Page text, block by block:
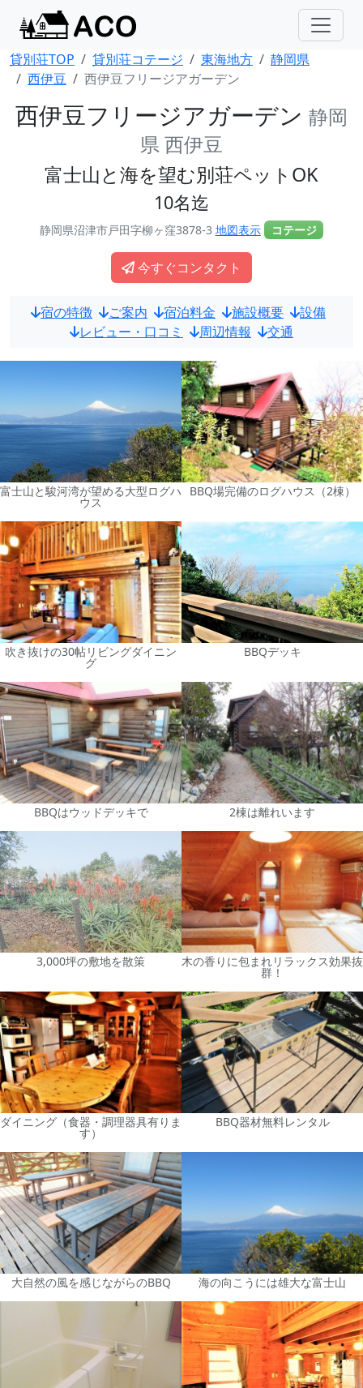
貸別荘TOP 貸別荘コテージ 東海地方
静岡県
西伊豆
西伊豆フリージアガーデン
西伊豆フリージアガーデン 静岡
県 西伊豆
富士山と海を望む別荘ペットOK
10名迄
静岡県沼津市戸田字柳ヶ窪3878-3 地図表示 コテージ
今すぐコンタクト
宿の特徴 ご案内 宿泊料金 施設概要
設備
レビュー・口コミ
周辺情報 交通
富士山と駿河湾が望める大型ログハ
ウス
BBQ場完備のログハウス（2棟）
吹き抜けの30帖リビングダイニン
グ
BBQデッキ
BBQはウッドデッキで 2棟は離れいます
3,000坪の敷地を散策 木の香りに包まれリラックス効果抜
群！
ダイニング（食器・調理器具有りま
す）
BBQ器材無料レンタル
大自然の風を感じながらのBBQ 海の向こうには雄大な富士山